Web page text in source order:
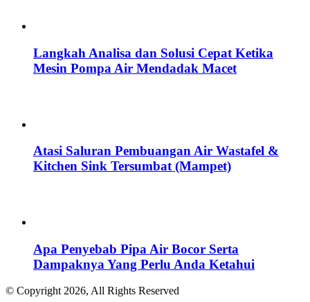
Langkah Analisa dan Solusi Cepat Ketika
Mesin Pompa Air Mendadak Macet
Atasi Saluran Pembuangan Air Wastafel &
Kitchen Sink Tersumbat (Mampet)
Apa Penyebab Pipa Air Bocor Serta
Dampaknya Yang Perlu Anda Ketahui
© Copyright 2026, All Rights Reserved